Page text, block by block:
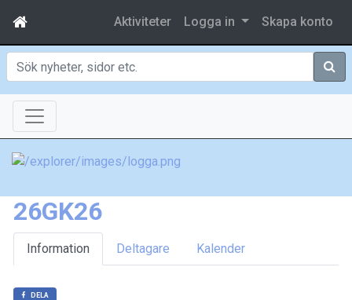
Aktiviteter Logga in Skapa konto
Sök
26GK26
Information Deltagare Kalender
DELA